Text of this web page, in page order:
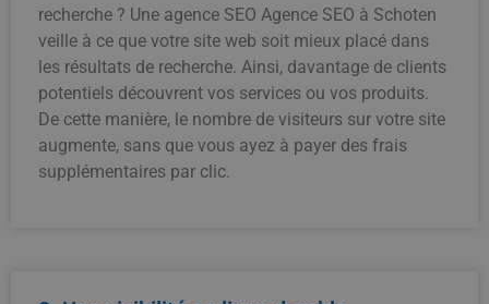
recherche ? Une agence SEO Agence SEO à Schoten
veille à ce que votre site web soit mieux placé dans
les résultats de recherche. Ainsi, davantage de clients
potentiels découvrent vos services ou vos produits.
De cette manière, le nombre de visiteurs sur votre site
augmente, sans que vous ayez à payer des frais
supplémentaires par clic.